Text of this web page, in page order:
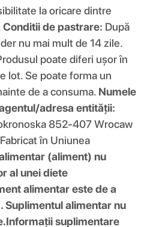
la oricare dintre
Conditii de pastrare: După
nu mai mult de 14 zile.
poate diferi ușor în
lot. Se poate forma un
de a consuma. Numele
adresa entității:
852-407 Wrocaw
Fabricat în Uniunea
(aliment) nu
al unei diete
alimentar este de a
Suplimentul alimentar nu
Informații suplimentare